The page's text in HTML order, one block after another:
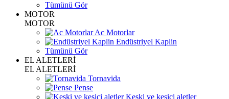
Tümünü Gör
MOTOR
MOTOR
Ac Motorlar
Endüstriyel Kaplin
Tümünü Gör
EL ALETLERİ
EL ALETLERİ
Tornavida
Pense
Keski ve kesici aletler